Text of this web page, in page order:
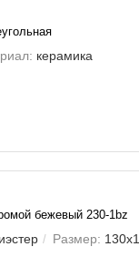
керамика
бежевый 230-1bz
Размер: